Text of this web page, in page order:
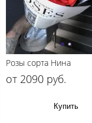
Розы сорта Нина
от 2090 руб.
Купить